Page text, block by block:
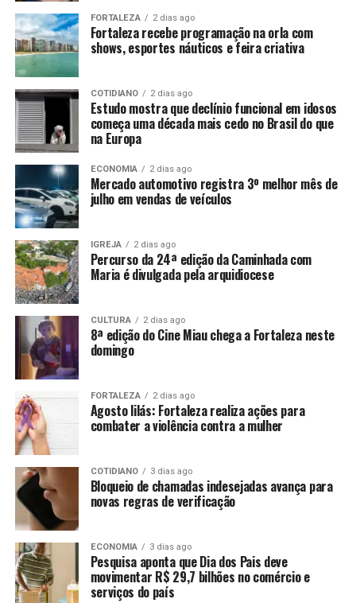
FORTALEZA 2 dias ago
Fortaleza recebe programação na orla com
shows, esportes náuticos e feira criativa
COTIDIANO 2 dias ago
Estudo mostra que declínio funcional em idosos
começa uma década mais cedo no Brasil do que
na Europa
ECONOMIA 2 dias ago
Mercado automotivo registra 3º melhor mês de
julho em vendas de veículos
IGREJA 2 dias ago
Percurso da 24ª edição da Caminhada com
Maria é divulgada pela arquidiocese
CULTURA 2 dias ago
8ª edição do Cine Miau chega a Fortaleza neste
domingo
FORTALEZA 2 dias ago
Agosto lilás: Fortaleza realiza ações para
combater a violência contra a mulher
COTIDIANO 3 dias ago
Bloqueio de chamadas indesejadas avança para
novas regras de verificação
ECONOMIA 3 dias ago
Pesquisa aponta que Dia dos Pais deve
movimentar R$ 29,7 bilhões no comércio e
serviços do país